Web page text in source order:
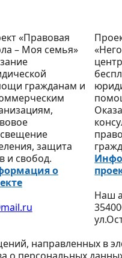
«Правовая
– Моя семья»
гражданам и
защита
и свобод.
о
Наш
направленных в